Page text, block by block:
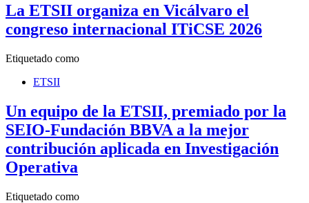
La ETSII organiza en Vicálvaro el
congreso internacional ITiCSE 2026
Etiquetado como
ETSII
Un equipo de la ETSII, premiado por la
SEIO-Fundación BBVA a la mejor
contribución aplicada en Investigación
Operativa
Etiquetado como